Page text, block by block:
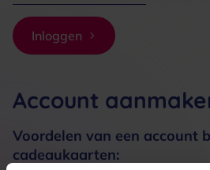
Inloggen
Account
Voordelen van een account
cadeaukaarten: